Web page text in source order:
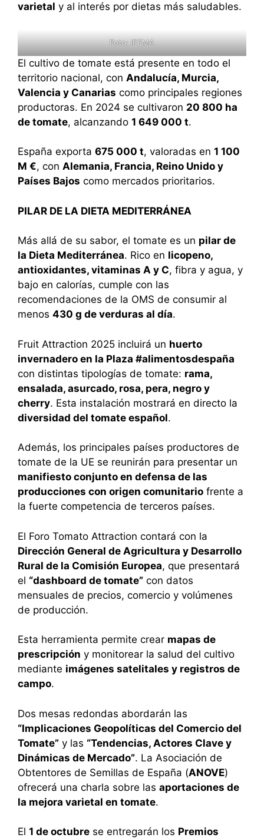
varietal y al interés por dietas más saludables.
Foto: IFEMA
El cultivo de tomate está presente en todo el
territorio nacional, con Andalucía, Murcia,
Valencia y Canarias como principales regiones
productoras. En 2024 se cultivaron 20 800 ha
de tomate, alcanzando 1 649 000 t.
España exporta 675 000 t, valoradas en 1 100
M €, con Alemania, Francia, Reino Unido y
Países Bajos como mercados prioritarios.
PILAR DE LA DIETA MEDITERRÁNEA
Más allá de su sabor, el tomate es un pilar de
la Dieta Mediterránea. Rico en licopeno,
antioxidantes, vitaminas A y C, fibra y agua, y
bajo en calorías, cumple con las
recomendaciones de la OMS de consumir al
menos 430 g de verduras al día.
Fruit Attraction 2025 incluirá un huerto
invernadero en la Plaza #alimentosdespaña
con distintas tipologías de tomate: rama,
ensalada, asurcado, rosa, pera, negro y
cherry. Esta instalación mostrará en directo la
diversidad del tomate español.
Además, los principales países productores de
tomate de la UE se reunirán para presentar un
manifiesto conjunto en defensa de las
producciones con origen comunitario frente a
la fuerte competencia de terceros países.
El Foro Tomato Attraction contará con la
Dirección General de Agricultura y Desarrollo
Rural de la Comisión Europea, que presentará
el “dashboard de tomate” con datos
mensuales de precios, comercio y volúmenes
de producción.
Esta herramienta permite crear mapas de
prescripción y monitorear la salud del cultivo
mediante imágenes satelitales y registros de
campo.
Dos mesas redondas abordarán las
“Implicaciones Geopolíticas del Comercio del
Tomate” y las “Tendencias, Actores Clave y
Dinámicas de Mercado”. La Asociación de
Obtentores de Semillas de España (ANOVE)
ofrecerá una charla sobre las aportaciones de
la mejora varietal en tomate.
El 1 de octubre se entregarán los Premios